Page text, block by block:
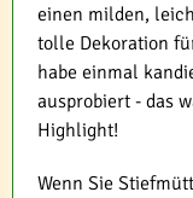
einen milden,
tolle Dekoration
habe einmal
ausprobiert - das
Highlight!
Wenn Sie